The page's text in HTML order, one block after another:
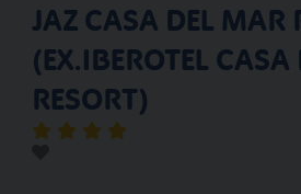
JAZ CASA DEL MAR
(EX.IBEROTEL
RESORT)